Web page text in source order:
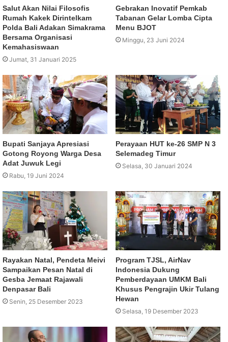
Salut Akan Nilai Filosofis
Rumah Kakek Dirintelkam
Polda Bali Adakan Simakrama
Bersama Organisasi
Kemahasiswaan
Jumat, 31 Januari 2025
Gebrakan Inovatif Pemkab
Tabanan Gelar Lomba Cipta
Menu BJOT
Minggu, 23 Juni 2024
Bupati Sanjaya Apresiasi
Gotong Royong Warga Desa
Adat Juwuk Legi
Rabu, 19 Juni 2024
Perayaan HUT ke-26 SMP N 3
Selemadeg Timur
Selasa, 30 Januari 2024
Rayakan Natal, Pendeta Meivi
Sampaikan Pesan Natal di
Gesba Jemaat Rajawali
Denpasar Bali
Senin, 25 Desember 2023
Program TJSL, AirNav
Indonesia Dukung
Pemberdayaan UMKM Bali
Khusus Pengrajin Ukir Tulang
Hewan
Selasa, 19 Desember 2023